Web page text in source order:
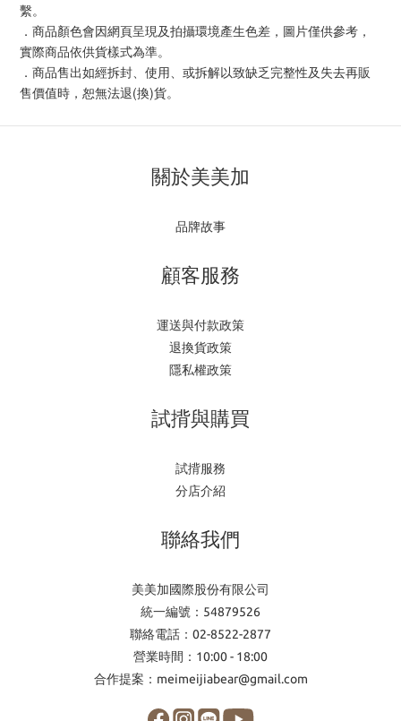
繫。
．商品顏色會因網頁呈現及拍攝環境產生色差，圖片僅供參考，
實際商品依供貨樣式為準。
．商品售出如經拆封、使用、或拆解以致缺乏完整性及失去再販
售價值時，恕無法退(換)貨。
關於美美加
品牌故事
顧客服務
運送與付款政策
退換貨政策
隱私權政策
試揹與購買
試揹服務
分店介紹
聯絡我們
美美加國際股份有限公司
統一編號：54879526
聯絡電話：02-8522-2877
營業時間：10:00 - 18:00
合作提案：meimeijiabear@gmail.com